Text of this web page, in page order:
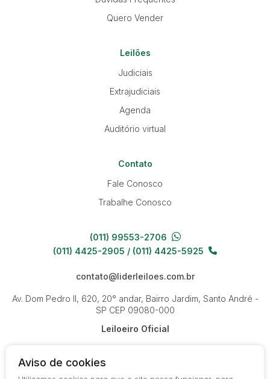
Quero Vender
Leilões
Judiciais
Extrajudiciais
Agenda
Auditório virtual
Contato
Fale Conosco
Trabalhe Conosco
(011) 99553-2706
(011) 4425-2905 / (011) 4425-5925
contato@liderleiloes.com.br
Av. Dom Pedro II, 620, 20° andar, Bairro Jardim, Santo André -
SP CEP 09080-000
Leiloeiro Oficial
Aviso de cookies